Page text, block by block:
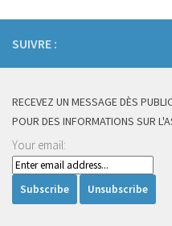
SUIVRE :
RECEVEZ UN MESSAGE DÈS
POUR DES INFORMATIONS SUR
Your email: